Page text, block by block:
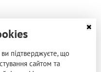
підтверджуєте, що
сайтом та